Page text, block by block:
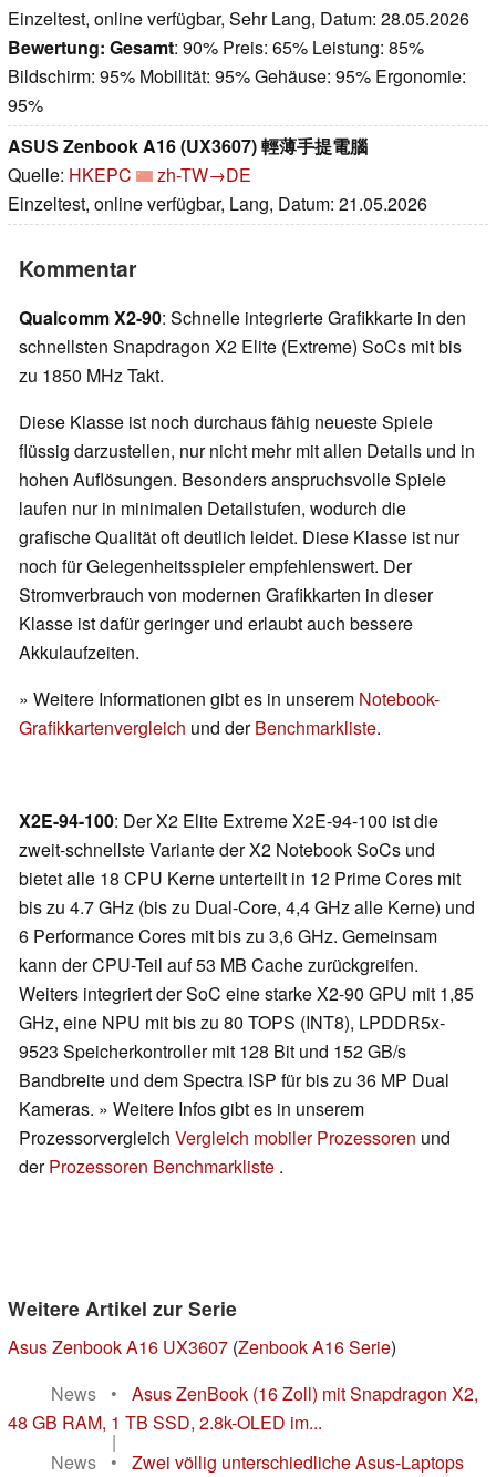
Einzeltest, online verfügbar, Sehr Lang, Datum: 28.05.2026
Bewertung: Gesamt: 90% Preis: 65% Leistung: 85%
Bildschirm: 95% Mobilität: 95% Gehäuse: 95% Ergonomie:
95%
ASUS Zenbook A16 (UX3607) 輕薄手提電腦
Quelle: HKEPC
zh-TW→DE
Einzeltest, online verfügbar, Lang, Datum: 21.05.2026
Kommentar
Qualcomm X2-90: Schnelle integrierte Grafikkarte in den
schnellsten Snapdragon X2 Elite (Extreme) SoCs mit bis
zu 1850 MHz Takt.
Diese Klasse ist noch durchaus fähig neueste Spiele
flüssig darzustellen, nur nicht mehr mit allen Details und in
hohen Auflösungen. Besonders anspruchsvolle Spiele
laufen nur in minimalen Detailstufen, wodurch die
grafische Qualität oft deutlich leidet. Diese Klasse ist nur
noch für Gelegenheitsspieler empfehlenswert. Der
Stromverbrauch von modernen Grafikkarten in dieser
Klasse ist dafür geringer und erlaubt auch bessere
Akkulaufzeiten.
» Weitere Informationen gibt es in unserem Notebook-
Grafikkartenvergleich und derBenchmarkliste.
X2E-94-100: Der X2 Elite Extreme X2E-94-100 ist die
zweit-schnellste Variante der X2 Notebook SoCs und
bietet alle 18 CPU Kerne unterteilt in 12 Prime Cores mit
bis zu 4.7 GHz (bis zu Dual-Core, 4,4 GHz alle Kerne) und
6 Performance Cores mit bis zu 3,6 GHz. Gemeinsam
kann der CPU-Teil auf 53 MB Cache zurückgreifen.
Weiters integriert der SoC eine starke X2-90 GPU mit 1,85
GHz, eine NPU mit bis zu 80 TOPS (INT8), LPDDR5x-
9523 Speicherkontroller mit 128 Bit und 152 GB/s
Bandbreite und dem Spectra ISP für bis zu 36 MP Dual
Kameras. » Weitere Infos gibt es in unserem
Prozessorvergleich Vergleich mobiler Prozessoren und
derProzessoren Benchmarkliste .
Weitere Artikel zur Serie
Asus Zenbook A16 UX3607 (Zenbook A16 Serie)
News
•
Asus ZenBook (16 Zoll) mit Snapdragon X2,
48 GB RAM, 1 TB SSD, 2.8k-OLED im...
|
News
•
Zwei völlig unterschiedliche Asus-Laptops